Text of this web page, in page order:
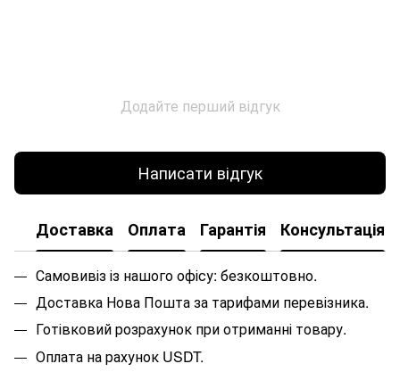
Додайте перший відгук
Написати відгук
Доставка Оплата Гарантія Консультація
Самовивіз із нашого офісу: безкоштовно.
Доставка Нова Пошта за тарифами перевізника.
Готівковий розрахунок при отриманні товару.
Оплата на рахунок USDT.